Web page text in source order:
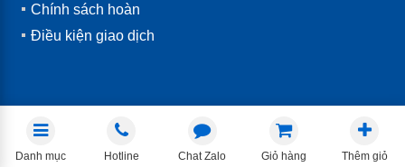
Chính sách hoàn
Điều kiện giao dịch
Danh mục Hotline Chat Zalo Giỏ hàng Thêm giỏ